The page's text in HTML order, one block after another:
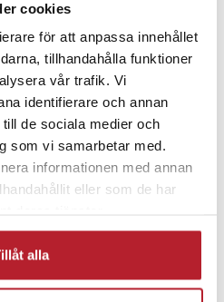
cookies
för att anpassa innehållet
tillhandahålla funktioner
vår trafik. Vi
identifierare och annan
de sociala medier och
som vi samarbetar med.
informationen med annan
eller som de har
alla
att fynda
Datortillbehör
Laptopladdare